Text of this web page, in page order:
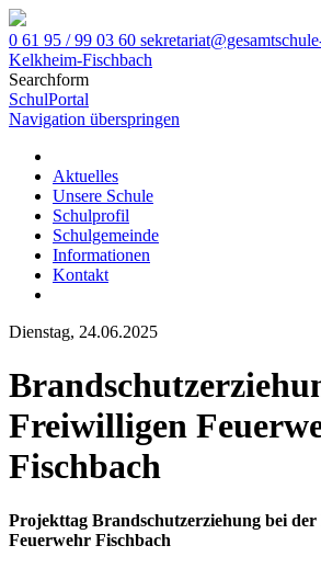
0 61 95 / 99 03 60
Kelkheim-Fischbach
Searchform
SchulPortal
Navigation überspringen
Aktuelles
Unsere Schule
Schulprofil
Schulgemeinde
Informationen
Kontakt
Dienstag, 24.06.2025
Freiwilligen
Fischbach
Projekttag Brandschutzerziehung bei
Feuerwehr Fischbach